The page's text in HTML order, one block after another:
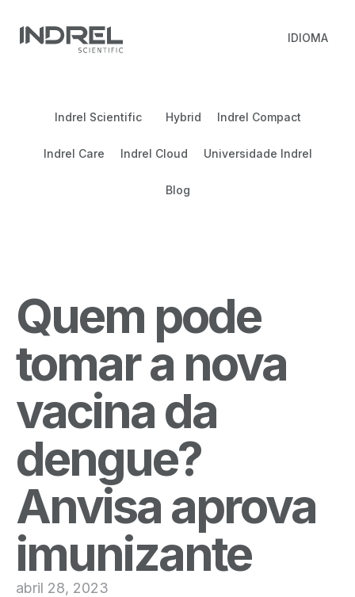
IDIOMA
Indrel Scientific Hybrid Indrel Compact
Indrel Care Indrel Cloud Universidade Indrel
Blog
Quem pode
tomar a nova
vacina da
dengue?
Anvisa aprova
imunizante
abril 28, 2023